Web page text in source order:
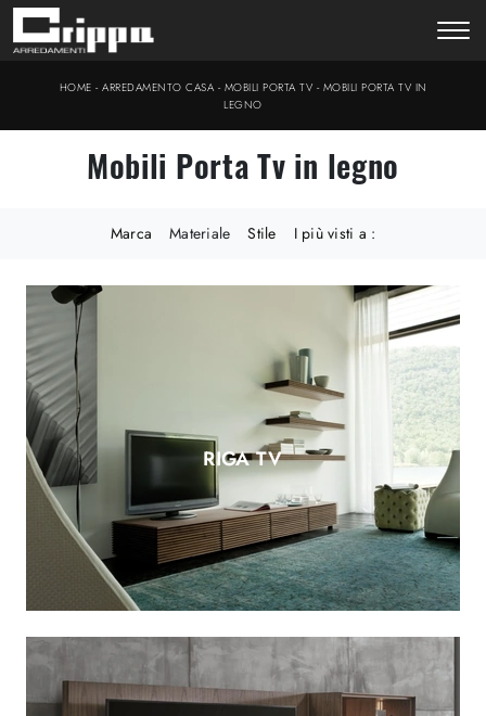
HOME - ARREDAMENTO CASA - MOBILI PORTA TV - MOBILI PORTA TV IN
LEGNO
Mobili Porta Tv in legno
Marca Materiale Stile I più visti a :
RIGA TV